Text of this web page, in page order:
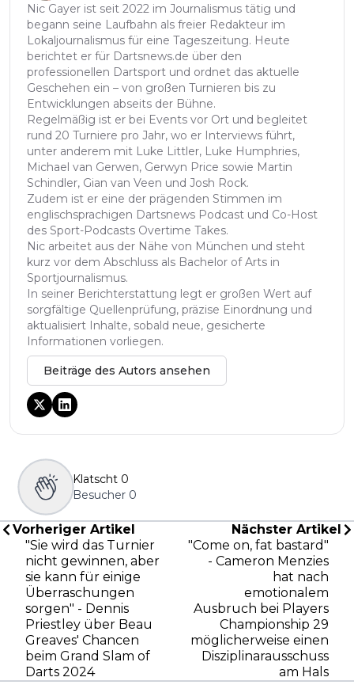
Nic Gayer ist seit 2022 im Journalismus tätig und
begann seine Laufbahn als freier Redakteur im
Lokaljournalismus für eine Tageszeitung. Heute
berichtet er für Dartsnews.de über den
professionellen Dartsport und ordnet das aktuelle
Geschehen ein – von großen Turnieren bis zu
Entwicklungen abseits der Bühne.
Regelmäßig ist er bei Events vor Ort und begleitet
rund 20 Turniere pro Jahr, wo er Interviews führt,
unter anderem mit Luke Littler, Luke Humphries,
Michael van Gerwen, Gerwyn Price sowie Martin
Schindler, Gian van Veen und Josh Rock.
Zudem ist er eine der prägenden Stimmen im
englischsprachigen Dartsnews Podcast und Co-Host
des Sport-Podcasts Overtime Takes.
Nic arbeitet aus der Nähe von München und steht
kurz vor dem Abschluss als Bachelor of Arts in
Sportjournalismus.
In seiner Berichterstattung legt er großen Wert auf
sorgfältige Quellenprüfung, präzise Einordnung und
aktualisiert Inhalte, sobald neue, gesicherte
Informationen vorliegen.
Beiträge des Autors ansehen
Klatscht 0
Besucher 0
Vorheriger Artikel
"Sie wird das Turnier
nicht gewinnen, aber
sie kann für einige
Überraschungen
sorgen" - Dennis
Priestley über Beau
Greaves' Chancen
beim Grand Slam of
Darts 2024
Nächster Artikel
"Come on, fat bastard"
- Cameron Menzies
hat nach
emotionalem
Ausbruch bei Players
Championship 29
möglicherweise einen
Disziplinarausschuss
am Hals